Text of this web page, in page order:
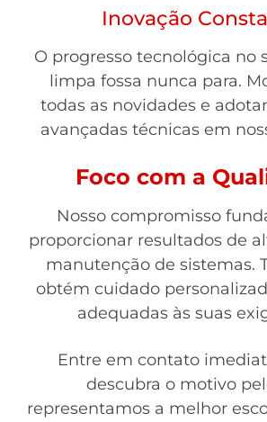
Inovação
O progresso tecnológica no
limpa fossa nunca para.
todas as novidades e
avançadas técnicas em
Foco com a
Nosso compromisso
proporcionar resultados de
manutenção de sistemas.
obtém cuidado
adequadas às suas
Entre em contato
descubra o motivo
representamos a melhor